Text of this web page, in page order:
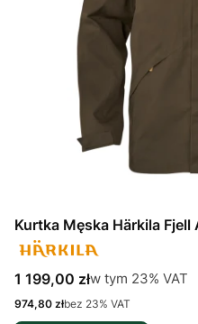
Kurtka Męska Härkila Fjell
Cena brutto
1 199,00 złw tym %s VAT
w tym 23% VAT
Cena netto
974,80 złbez 23% VAT